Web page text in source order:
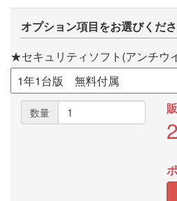
オプション項目をお選びくださ
★セキュリティソフト(アンチウ
数量